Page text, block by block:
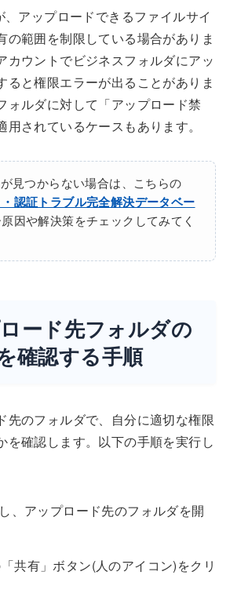
アップロードできるファイルサイ
の範囲を制限している場合がありま
カウントでビジネスフォルダにアッ
ると権限エラーが出ることがありま
ォルダに対して「アップロード禁
されているケースもあります。
見つからない場合は、こちらの
認証トラブル完全解決データベー
因や解決策をチェックしてみてく
ード先フォルダの
確認する手順
先のフォルダで、自分に適切な権限
を確認します。以下の手順を実行し
、アップロード先のフォルダを開
共有」ボタン(人のアイコン)をクリ